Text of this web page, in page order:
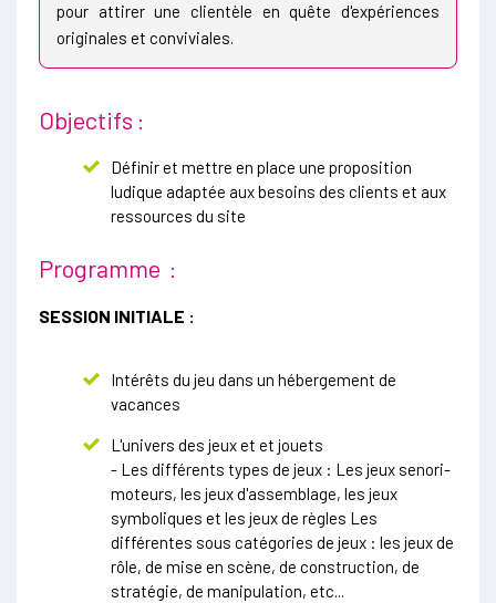
pour attirer une clientèle en quête d'expériences
originales et conviviales.
Objectifs :
Définir et mettre en place une proposition
ludique adaptée aux besoins des clients et aux
ressources du site
Programme :
SESSION INITIALE :
Intérêts du jeu dans un hébergement de
vacances
L'univers des jeux et et jouets
- Les différents types de jeux : Les jeux senori-
moteurs, les jeux d'assemblage, les jeux
symboliques et les jeux de règles Les
différentes sous catégories de jeux : les jeux de
rôle, de mise en scène, de construction, de
stratégie, de manipulation, etc...